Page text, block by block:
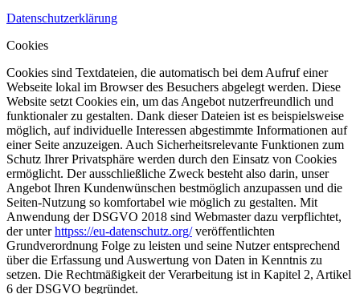
Datenschutzerklärung
Cookies
Cookies sind Textdateien, die automatisch bei dem Aufruf einer
Webseite lokal im Browser des Besuchers abgelegt werden. Diese
Website setzt Cookies ein, um das Angebot nutzerfreundlich und
funktionaler zu gestalten. Dank dieser Dateien ist es beispielsweise
möglich, auf individuelle Interessen abgestimmte Informationen auf
einer Seite anzuzeigen. Auch Sicherheitsrelevante Funktionen zum
Schutz Ihrer Privatsphäre werden durch den Einsatz von Cookies
ermöglicht. Der ausschließliche Zweck besteht also darin, unser
Angebot Ihren Kundenwünschen bestmöglich anzupassen und die
Seiten-Nutzung so komfortabel wie möglich zu gestalten. Mit
Anwendung der DSGVO 2018 sind Webmaster dazu verpflichtet,
der unterhttpss://eu-datenschutz.org/veröffentlichten
Grundverordnung Folge zu leisten und seine Nutzer entsprechend
über die Erfassung und Auswertung von Daten in Kenntnis zu
setzen. Die Rechtmäßigkeit der Verarbeitung ist in Kapitel 2, Artikel
6 der DSGVO begründet.